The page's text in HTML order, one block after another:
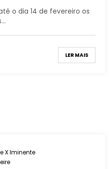
o dia 14 de fevereiro os
LER MAIS
X Iminente